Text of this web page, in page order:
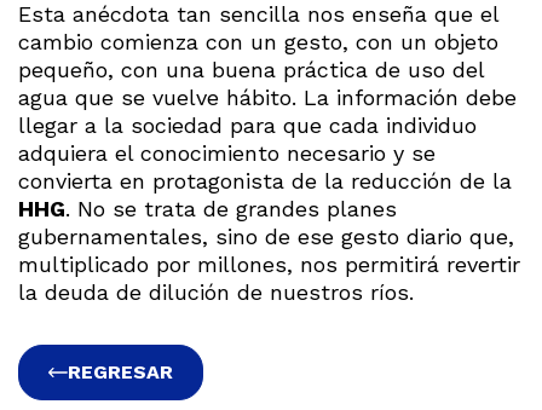
Esta anécdota tan sencilla nos enseña que el
cambio comienza con un gesto, con un objeto
pequeño, con una buena práctica de uso del
agua que se vuelve hábito. La información debe
llegar a la sociedad para que cada individuo
adquiera el conocimiento necesario y se
convierta en protagonista de la reducción de la
HHG. No se trata de grandes planes
gubernamentales, sino de ese gesto diario que,
multiplicado por millones, nos permitirá revertir
la deuda de dilución de nuestros ríos.
REGRESAR